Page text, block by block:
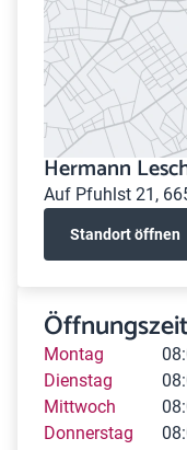
Hermann
Auf Pfuhlst 21,
Standort öffnen
Montag
Dienstag
Mittwoch
Donnerstag